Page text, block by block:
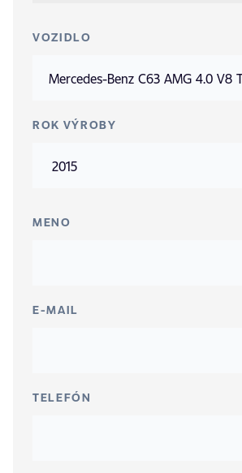
VOZIDLO
ROK VÝROBY
MENO
E-MAIL
TELEFÓN